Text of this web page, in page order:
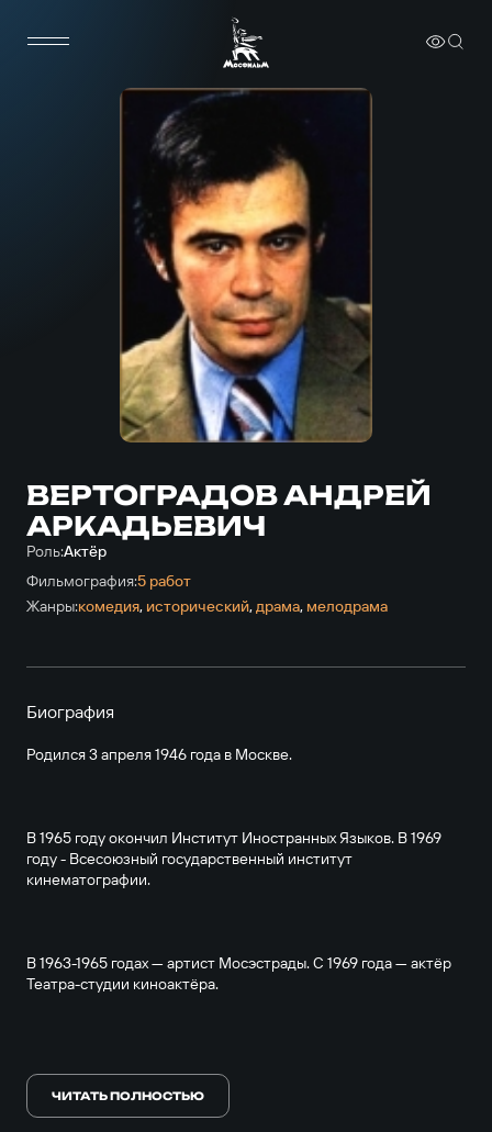
ВЕРТОГРАДОВ АНДРЕЙ
АРКАДЬЕВИЧ
Роль:Актёр
Фильмография:5 работ
Жанры:комедия, исторический,драма, мелодрама
Биография
Родился 3 апреля 1946 года в Москве.
В 1965 году окончил Институт Иностранных Языков. В 1969
году - Всесоюзный государственный институт
кинематографии.
В 1963-1965 годах — артист Мосэстрады. С 1969 года — актёр
Театра-студии киноактёра.
РФ.
ЧИТАТЬ ПОЛНОСТЬЮ